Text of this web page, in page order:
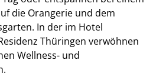
die Orangerie und dem
In der im Hotel
Thüringen verwöhnen
Wellness- und